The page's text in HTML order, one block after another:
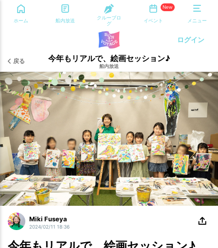
ホーム 船内放送
クルーブロ
グ
New
イベント メニュー
ログイン
戻る 今年もリアルで、絵画セッション♪
船内放送
Miki Fuseya
2024/02/11 18:36